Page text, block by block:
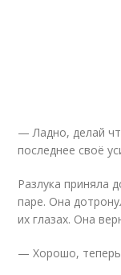
— Ладно, делай
последнее своё
Разлука приняла
паре. Она
их глазах. Она
— Хорошо,